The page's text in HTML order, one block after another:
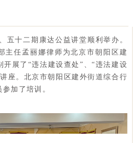
五十二期康达公益讲堂顺利举办。
主任孟丽娜律师为北京市朝阳区建
展了“违法建设查处”、“违法建设
座。北京市朝阳区建外街道综合行
加了培训。